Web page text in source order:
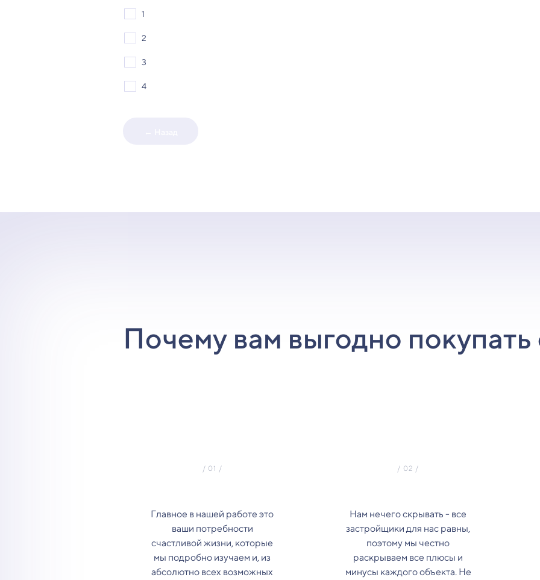
1
2
3
4
Почему вам выгодно покупать
Главное в нашей работе это
ваши потребности
счастливой жизни, которые
мы подробно изучаем и, из
абсолютно всех возможных
Нам нечего скрывать - все
застройщики для нас равны,
поэтому мы честно
раскрываем все плюсы и
минусы каждого объекта. Не